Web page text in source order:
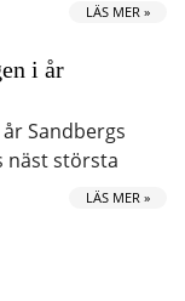
LÄS MER »
i år
Sandbergs
näst största
LÄS MER »